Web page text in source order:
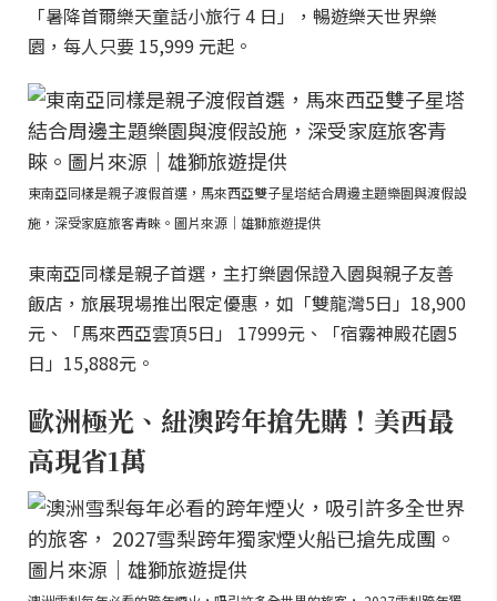
「暑降首爾樂天童話小旅行 4 日」，暢遊樂天世界樂
園，每人只要 15,999 元起。
東南亞同樣是親子渡假首選，馬來西亞雙子星塔結合周邊主題樂園與渡假設
施，深受家庭旅客青睞。圖片來源｜雄獅旅遊提供
東南亞同樣是親子首選，主打樂園保證入園與親子友善
飯店，旅展現場推出限定優惠，如「雙龍灣5日」18,900
元、「馬來西亞雲頂5日」 17999元、「宿霧神殿花園5
日」15,888元。
歐洲極光、紐澳跨年搶先購！美西最
高現省1萬